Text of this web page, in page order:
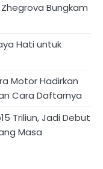
Bungkam
Hati untuk
Motor Hadirkan
Cara Daftarnya
Triliun, Jadi Debut
Masa